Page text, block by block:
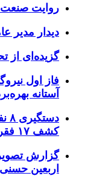
روایت صنعت
دیدار مدیر
گزیده‌ای از
فاز اول
آستانه
کشف ۱۷ فقره سرقت
گزارش
اربعین حسنی